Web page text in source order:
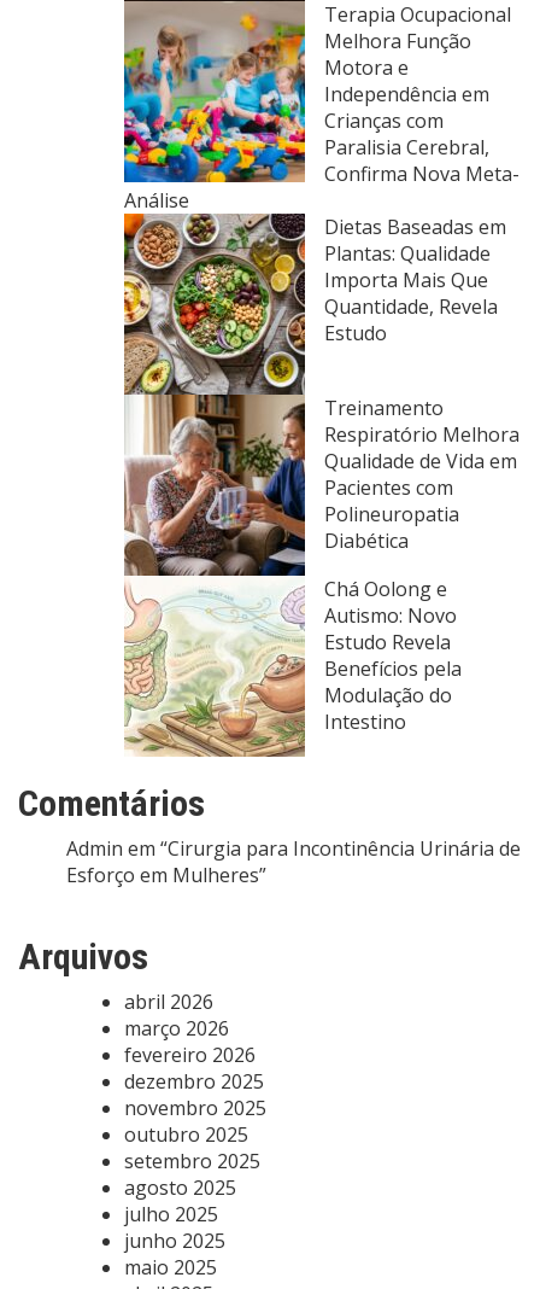
Terapia Ocupacional
Melhora Função
Motora e
Independência em
Crianças com
Paralisia Cerebral,
Confirma Nova Meta-
Análise
Dietas Baseadas em
Plantas: Qualidade
Importa Mais Que
Quantidade, Revela
Estudo
Treinamento
Respiratório Melhora
Qualidade de Vida em
Pacientes com
Polineuropatia
Diabética
Chá Oolong e
Autismo: Novo
Estudo Revela
Benefícios pela
Modulação do
Intestino
Comentários
Admin em “Cirurgia para Incontinência Urinária de
Esforço em Mulheres”
Arquivos
abril 2026
março 2026
fevereiro 2026
dezembro 2025
novembro 2025
outubro 2025
setembro 2025
agosto 2025
julho 2025
junho 2025
maio 2025